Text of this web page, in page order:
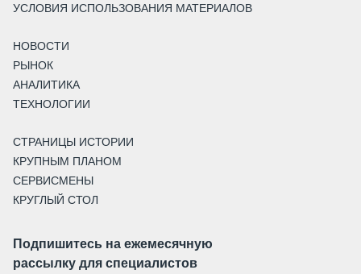
УСЛОВИЯ ИСПОЛЬЗОВАНИЯ МАТЕРИАЛОВ
НОВОСТИ
РЫНОК
АНАЛИТИКА
ТЕХНОЛОГИИ
СТРАНИЦЫ ИСТОРИИ
КРУПНЫМ ПЛАНОМ
СЕРВИСМЕНЫ
КРУГЛЫЙ СТОЛ
Подпишитесь на ежемесячную
рассылку для специалистов